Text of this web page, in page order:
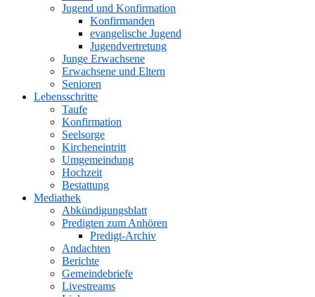
Jugend und Konfirmation
Konfirmanden
evangelische Jugend
Jugendvertretung
Junge Erwachsene
Erwachsene und Eltern
Senioren
Lebensschritte
Taufe
Konfirmation
Seelsorge
Kircheneintritt
Umgemeindung
Hochzeit
Bestattung
Mediathek
Abkündigungsblatt
Predigten zum Anhören
Predigt-Archiv
Andachten
Berichte
Gemeindebriefe
Livestreams